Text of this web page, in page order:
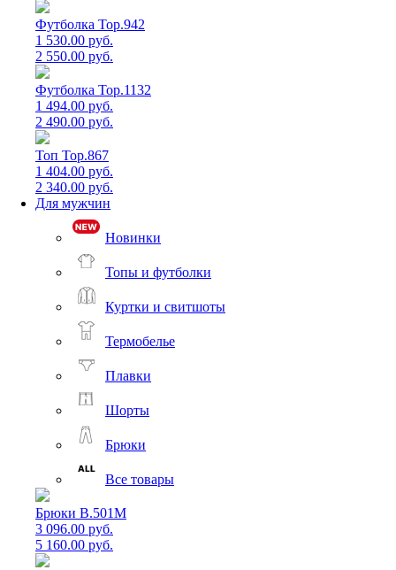
Футболка Top.942
1 530.00 руб.
2 550.00 руб.
Футболка Top.1132
1 494.00 руб.
2 490.00 руб.
Топ Top.867
1 404.00 руб.
2 340.00 руб.
Для мужчин
Новинки
Топы и футболки
Куртки и свитшоты
Термобелье
Плавки
Шорты
Брюки
Все товары
Брюки B.501M
3 096.00 руб.
5 160.00 руб.